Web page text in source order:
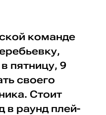
команде
в пятницу, 9
своего
Стоит
в раунд плей-